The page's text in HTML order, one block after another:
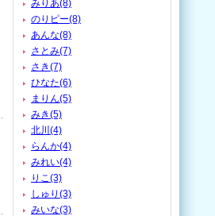
みりあ(8)
のりピー(8)
あんな(8)
さとみ(7)
さき(7)
ひなた(6)
まりん(5)
みき(5)
北川(4)
らんか(4)
みれい(4)
りこ(3)
しゅり(3)
みいな(3)